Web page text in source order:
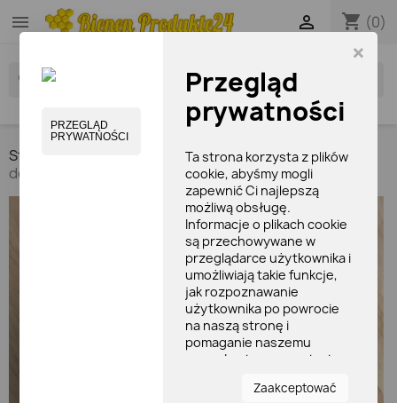
×
PRZEGLĄD
PRYWATNOŚCI
Przegląd
prywatności
Ta strona korzysta z plików
cookie, abyśmy mogli
zapewnić Ci najlepszą
możliwą obsługę.
Informacje o plikach cookie
są przechowywane w
przeglądarce użytkownika i
umożliwiają takie funkcje,
jak rozpoznawanie
użytkownika po powrocie
na naszą stronę i
pomaganie naszemu
zespołowi w zrozumieniu,
niego najbardziejZaakceptować
 shopping_cart (0)

search
Strona główna KREMY MYDŁA SZAMPONY
Balsam
do skóry woskowej (180gr.)